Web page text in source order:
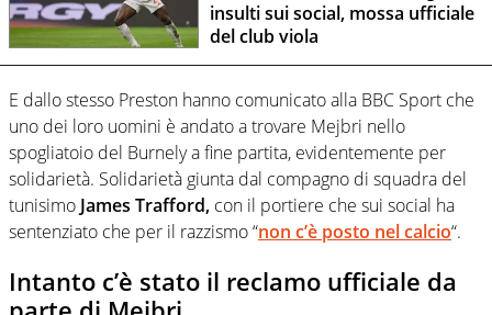
insulti sui social, mossa ufficiale
del club viola
E dallo stesso Preston hanno comunicato alla BBC Sport che
uno dei loro uomini è andato a trovare Mejbri nello
spogliatoio del Burnely a fine partita, evidentemente per
solidarietà. Solidarietà giunta dal compagno di squadra del
tunisimo James Trafford, con il portiere che sui social ha
sentenziato che per il razzismo “non c’è posto nel calcio“.
Intanto c’è stato il reclamo ufficiale da